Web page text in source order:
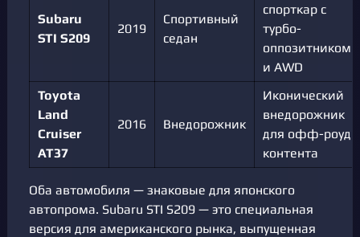
Subaru
STI S209
2019
Спортивный
седан
спорткар с
турбо-
оппозитником
и AWD
Toyota
Land
Cruiser
AT37
2016 Внедорожник
Иконический
внедорожник
для офф-роуд
контента
Оба автомобиля — знаковые для японского
автопрома. Subaru STI S209 — это специальная
версия для американского рынка, выпущенная